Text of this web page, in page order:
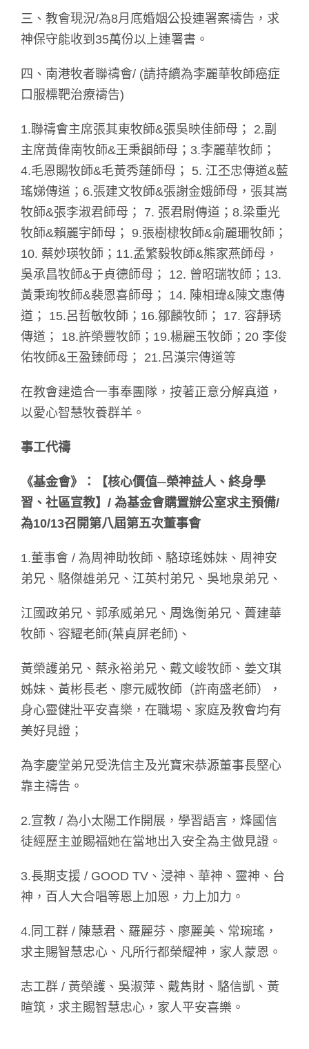
三、教會現況/為8月底婚姻公投連署案禱告，求
神保守能收到35萬份以上連署書。
四、南港牧者聯禱會/ (請持續為李麗華牧師癌症
口服標靶治療禱告)
1.聯禱會主席張其東牧師&張吳映佳師母； 2.副
主席黃偉南牧師&王秉韻師母；3.李麗華牧師；
4.毛恩賜牧師&毛黃秀蓮師母； 5. 江丕忠傳道&藍
瑤娣傳道；6.張建文牧師&張謝金娥師母，張其嵩
牧師&張李淑君師母； 7. 張君尉傳道；8.梁重光
牧師&賴麗宇師母； 9.張樹棣牧師&俞麗珊牧師；
10. 蔡妙瑛牧師；11.孟繁毅牧師&熊家燕師母，
吳承昌牧師&于貞德師母； 12. 曾昭瑞牧師；13.
黃秉珣牧師&裴恩喜師母； 14. 陳相瑋&陳文惠傳
道； 15.呂哲敏牧師；16.鄒麟牧師； 17. 容靜琇
傳道； 18.許榮豐牧師；19.楊麗玉牧師；20 李俊
佑牧師&王盈臻師母； 21.呂漢宗傳道等
在教會建造合一事奉團隊，按著正意分解真道，
以愛心智慧牧養群羊。
事工代禱
《基金會》：【核心價值─榮神益人、終身學
習、社區宣教】/ 為基金會購置辦公室求主預備/
為10/13召開第八屆第五次董事會
1.董事會 / 為周神助牧師、駱琼瑤姊妹、周神安
弟兄、駱傑雄弟兄、江英村弟兄、吳地泉弟兄、
江國政弟兄、郭承威弟兄、周逸衡弟兄、蕢建華
牧師、容耀老師(葉貞屏老師)、
黃榮護弟兄、蔡永裕弟兄、戴文峻牧師、姜文琪
姊妹、黃彬長老、廖元威牧師（許南盛老師），
身心靈健壯平安喜樂，在職場、家庭及教會均有
美好見證；
為李慶堂弟兄受洗信主及光寶宋恭源董事長堅心
靠主禱告。
2.宣教 / 為小太陽工作開展，學習語言，烽國信
徒經歷主並賜福她在當地出入安全為主做見證。
3.長期支援 / GOOD TV、浸神、華神、靈神、台
神，百人大合唱等恩上加恩，力上加力。
4.同工群 / 陳慧君、羅麗芬、廖麗美、常琬瑤，
求主賜智慧忠心、凡所行都榮耀神，家人蒙恩。
志工群 / 黃榮護、吳淑萍、戴雋財、駱信凱、黃
暄筑，求主賜智慧忠心，家人平安喜樂。